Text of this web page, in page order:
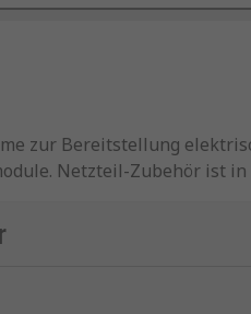
zur Bereitstellung
Netzteil-Zubehör ist
in der Regel, dass sie